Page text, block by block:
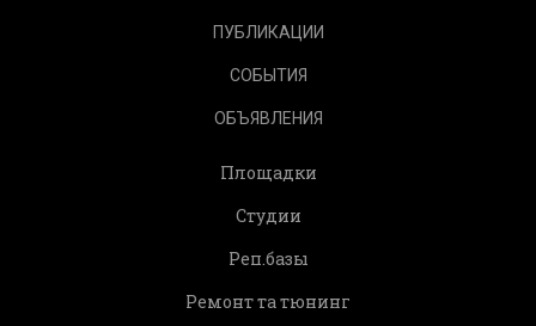
ПУБЛИКАЦИИ
СОБЫТИЯ
ОБЪЯВЛЕНИЯ
Площадки
Студии
Реп.базы
Ремонт та тюнинг